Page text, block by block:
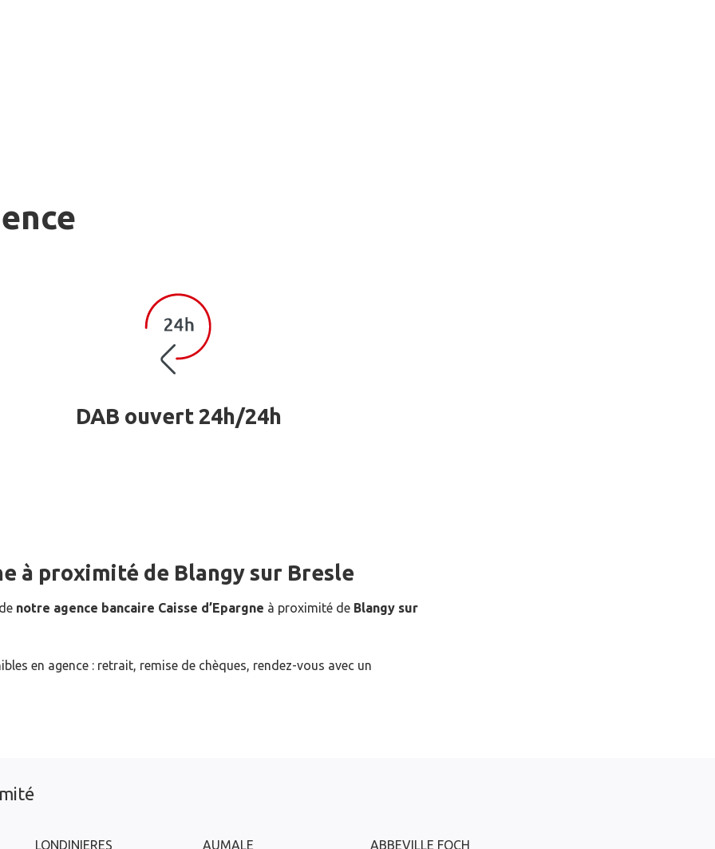
DAB ouvert 24h/24h
à proximité de Blangy sur Bresle
notre agence bancaire Caisse d’Epargne à proximité de Blangy sur
en agence : retrait, remise de chèques, rendez-vous avec un
LONDINIERES AUMALE ABBEVILLE FOCH